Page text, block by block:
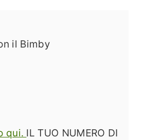
il Bimby
qui. IL TUO NUMERO DI